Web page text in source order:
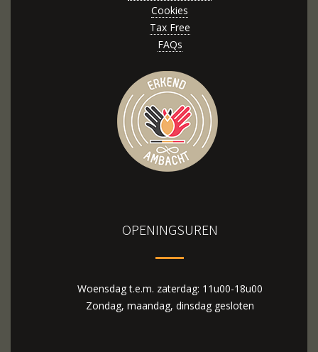
Cookies
Tax Free
FAQs
OPENINGSUREN
Woensdag t.e.m. zaterdag: 11u00-18u00
Zondag, maandag, dinsdag gesloten